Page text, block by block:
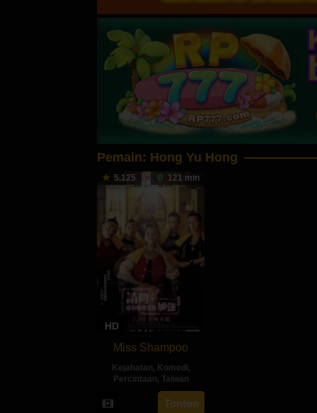
Pemain: Hong Yu Hong
5.125 121 min
HD
Miss Shampoo
Kejahatan, Komedi ,
Percintaan, Taiwan
Giddens
Tonton